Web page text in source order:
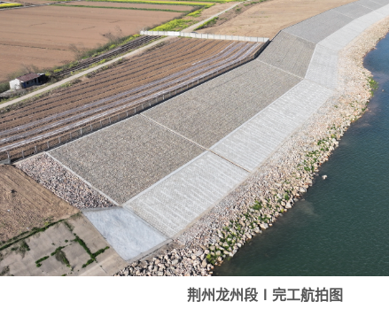
荆州龙州段Ⅰ完工航拍图